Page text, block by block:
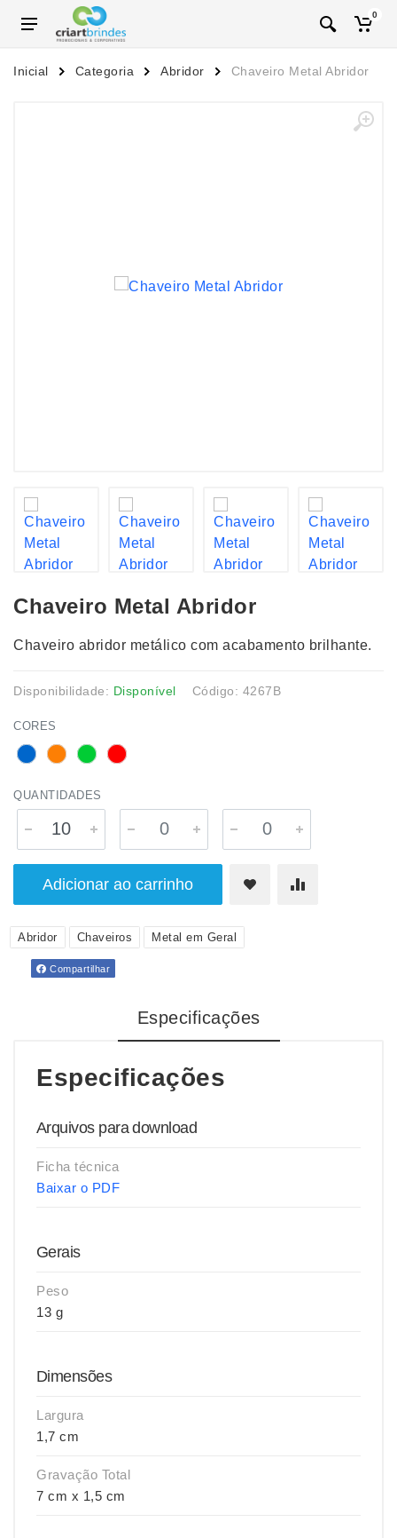
0
Inicial Categoria Abridor Chaveiro Metal Abridor
Chaveiro Metal Abridor
Chaveiro abridor metálico com acabamento brilhante.
Disponibilidade: Disponível Código: 4267B
CORES
QUANTIDADES
Adicionar ao carrinho
Abridor Chaveiros Metal em Geral
Compartilhar
Especificações
Especificações
Arquivos para download
Ficha técnica
Baixar o PDF
Gerais
Peso
13 g
Dimensões
Largura
1,7 cm
Gravação Total
7 cm x 1,5 cm